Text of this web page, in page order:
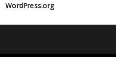
WordPress.org